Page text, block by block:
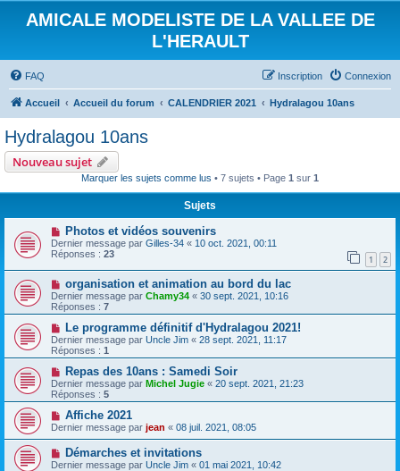
AMICALE MODELISTE DE LA VALLEE DE
L'HERAULT
FAQ Connexion
Inscription
Accueil Accueil du forum CALENDRIER 2021 Hydralagou 10ans
Hydralagou 10ans
Nouveau sujet
Marquer les sujets comme lus • 7 sujets • Page 1 sur 1
Sujets
Photos et vidéos souvenirs
Dernier message par Gilles-34 « 10 oct. 2021, 00:11
Réponses : 23 1 2
organisation et animation au bord du lac
Dernier message par Chamy34 « 30 sept. 2021, 10:16
Réponses : 7
Le programme définitif d'Hydralagou 2021!
Dernier message par Uncle Jim « 28 sept. 2021, 11:17
Réponses : 1
Repas des 10ans : Samedi Soir
Dernier message par Michel Jugie « 20 sept. 2021, 21:23
Réponses : 5
Affiche 2021
Dernier message par jean « 08 juil. 2021, 08:05
Démarches et invitations
Dernier message par Uncle Jim « 01 mai 2021, 10:42